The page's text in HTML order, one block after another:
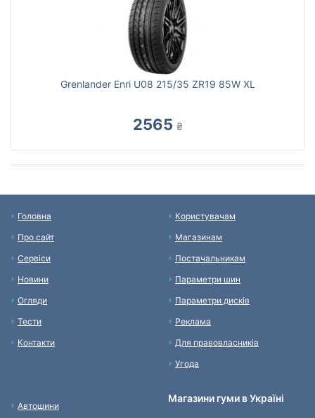
Grenlander Enri U08 215/35 ZR19 85W XL
2565 ₴
Головна
Про сайт
Сервіси
Новини
Огляди
Тести
Контакти
Користувачам
Магазинам
Постачальникам
Параметри шин
Параметри дисків
Реклама
Для правовласників
Угода
Автошини
Магазини гуми в Україні